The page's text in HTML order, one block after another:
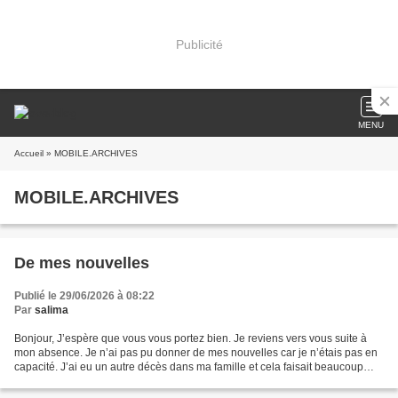
Publicité
MENU
Accueil » MOBILE.ARCHIVES
MOBILE.ARCHIVES
De mes nouvelles
Publié le 29/06/2026 à 08:22
Par salima
Bonjour, J’espère que vous vous portez bien. Je reviens vers vous suite à
mon absence. Je n’ai pas pu donner de mes nouvelles car je n’étais pas en
capacité. J’ai eu un autre décès dans ma famille et cela faisait beaucoup